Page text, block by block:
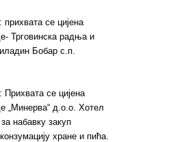
се цијена
Трговинска радња и
Бобар с.п.
се цијена
„Минерва“ д.о.о. Хотел
набавку закуп
хране и пића.